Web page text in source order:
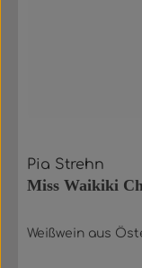
Pia Strehn
Miss Waikiki
Weißwein aus